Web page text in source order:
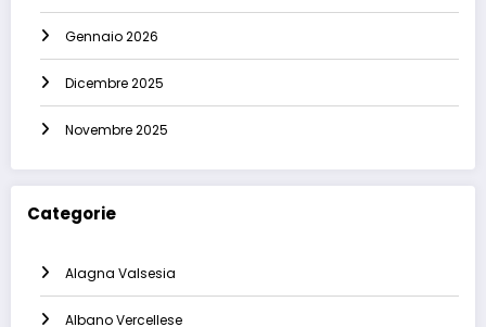
Gennaio 2026
Dicembre 2025
Novembre 2025
Categorie
Alagna Valsesia
Albano Vercellese